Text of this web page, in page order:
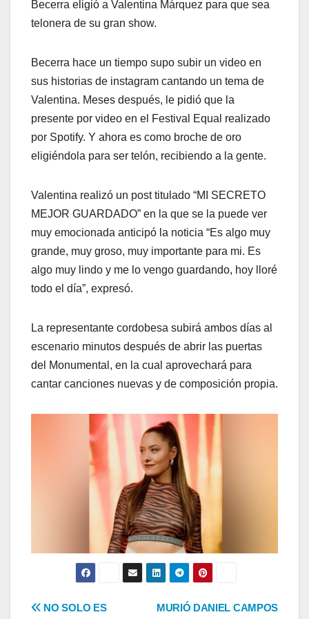
Becerra eligió a Valentina Márquez para que sea
telonera de su gran show.
Becerra hace un tiempo supo subir un video en
sus historias de instagram cantando un tema de
Valentina. Meses después, le pidió que la
presente por video en el Festival Equal realizado
por Spotify. Y ahora es como broche de oro
eligiéndola para ser telón, recibiendo a la gente.
Valentina realizó un post titulado “MI SECRETO
MEJOR GUARDADO” en la que se la puede ver
muy emocionada anticipó la noticia “Es algo muy
grande, muy groso, muy importante para mi. Es
algo muy lindo y me lo vengo guardando, hoy lloré
todo el día”, expresó.
La representante cordobesa subirá ambos días al
escenario minutos después de abrir las puertas
del Monumental, en la cual aprovechará para
cantar canciones nuevas y de composición propia.
Navegación MURIÓ DANIEL CAMPOS
NO SOLO ES